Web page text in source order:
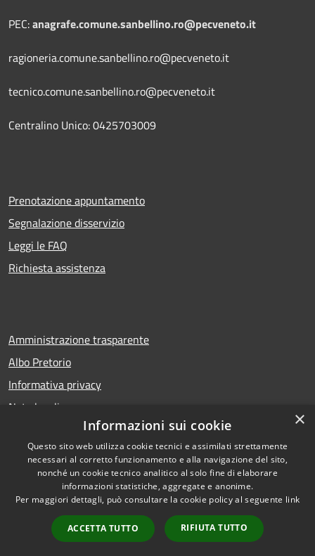
PEC:anagrafe.comune.sanbellino.ro@pecveneto.it
ragioneria.comune.sanbellino.ro@pecveneto.it
tecnico.comune.sanbellino.ro@pecveneto.it
Centralino Unico: 0425703009
Prenotazione appuntamento
Segnalazione disservizio
Leggi le FAQ
Richiesta assistenza
Amministrazione trasparente
Albo Pretorio
Informativa privacy
Note legali
Dichiarazione di accessibilità
RSS
Accessibilità
Copyright © 2026 • Comune di
Municipium•
Accesso
redazione
×
Informazioni sui cookie
Questo sito web utilizza cookie tecnici e assimilati strettamente
necessari al corretto funzionamento e alla navigazione del sito,
nonché un cookie tecnico analitico al solo fine di elaborare
informazioni statistiche, aggregate e anonime.
Per maggiori dettagli, può consultare la cookie policy al seguente link
ACCETTA TUTTO RIFIUTA TUTTO